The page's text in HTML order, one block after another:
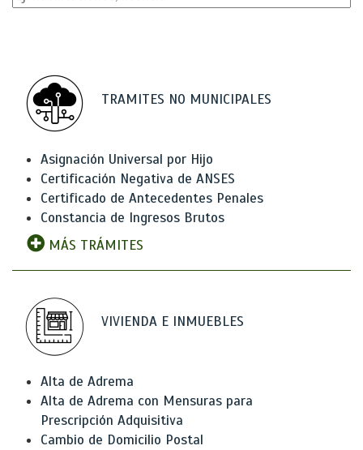
TRAMITES NO MUNICIPALES
Asignación Universal por Hijo
Certificación Negativa de ANSES
Certificado de Antecedentes Penales
Constancia de Ingresos Brutos
MÁS TRÁMITES
VIVIENDA E INMUEBLES
Alta de Adrema
Alta de Adrema con Mensuras para
Prescripción Adquisitiva
Cambio de Domicilio Postal